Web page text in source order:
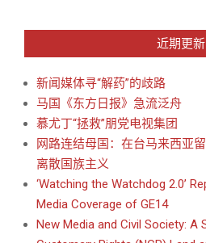
近期更新
新闻媒体寻“解药”的歧路
马国《东方日报》急流泛舟
慕尤丁“拯救”朋党电视集团
网路连结母国：在台马来西亚
离散国族主义
‘Watching the Watchdog 2.0’
Media Coverage of GE14
New Media and Civil Society: A